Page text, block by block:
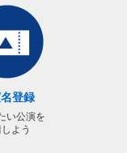
登録
い公演を
よう